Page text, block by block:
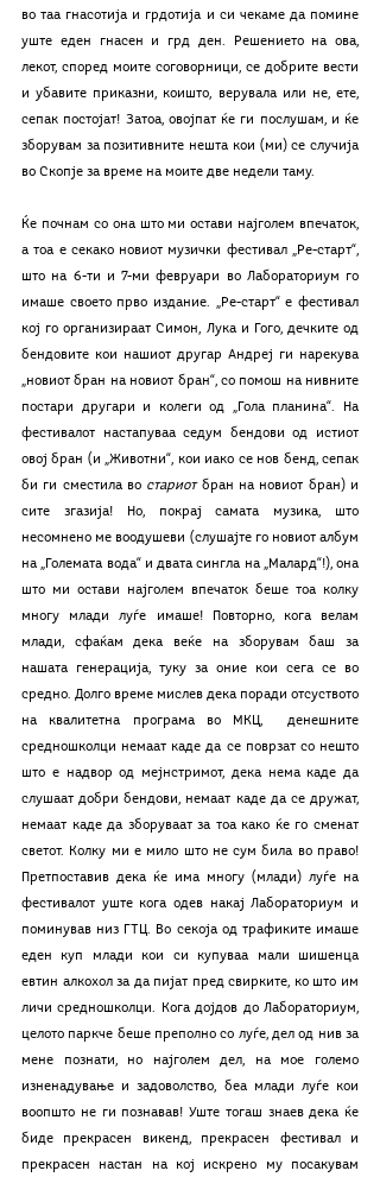
во таа гнасотија и грдотија и си чекаме да помине
уште еден гнасен и грд ден. Решението на ова,
лекот, според моите соговорници, се добрите вести
и убавите приказни, коишто, верувала или не, ете,
сепак постојат! Затоа, овојпат ќе ги послушам, и ќе
зборувам за позитивните нешта кои (ми) се случија
во Скопје за време на моите две недели таму.
Ќе почнам со она што ми остави најголем впечаток,
а тоа е секако новиот музички фестивал „Ре-старт“,
што на 6-ти и 7-ми февруари во Лабораториум го
имаше своето прво издание. „Ре-старт“ е фестивал
кој го организираат Симон, Лука и Гого, дечките од
бендовите кои нашиот другар Андреј ги нарекува
„новиот бран на новиот бран“, со помош на нивните
постари другари и колеги од „Гола планина“. На
фестивалот настапуваа седум бендови од истиот
овој бран (и „Животни“, кои иако се нов бенд, сепак
би ги сместила во стариот бран на новиот бран) и
сите згазија! Но, покрај самата музика, што
несомнено ме воодушеви (слушајте го новиот албум
на „Големата вода“ и двата сингла на „Малард“!), она
што ми остави најголем впечаток беше тоа колку
многу млади луѓе имаше! Повторно, кога велам
млади, сфаќам дека веќе на зборувам баш за
нашата генерација, туку за оние кои сега се во
средно. Долго време мислев дека поради отсуството
на квалитетна програма во МКЦ,  денешните
средношколци немаат каде да се поврзат со нешто
што е надвор од мејнстримот, дека нема каде да
слушаат добри бендови, немаат каде да се дружат,
немаат каде да зборуваат за тоа како ќе го сменат
светот. Колку ми е мило што не сум била во право!
Претпоставив дека ќе има многу (млади) луѓе на
фестивалот уште кога одев накај Лабораториум и
поминував низ ГТЦ. Во секоја од трафиките имаше
еден куп млади кои си купуваа мали шишенца
евтин алкохол за да пијат пред свирките, ко што им
личи средношколци. Кога дојдов до Лабораториум,
целото паркче беше преполно со луѓе, дел од нив за
мене познати, но најголем дел, на мое големо
изненадување и задоволство, беа млади луѓе кои
воопшто не ги познавав! Уште тогаш знаев дека ќе
биде прекрасен викенд, прекрасен фестивал и
прекрасен настан на кој искрено му посакувам